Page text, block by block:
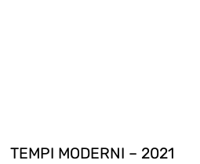
TEMPI MODERNI – 2021